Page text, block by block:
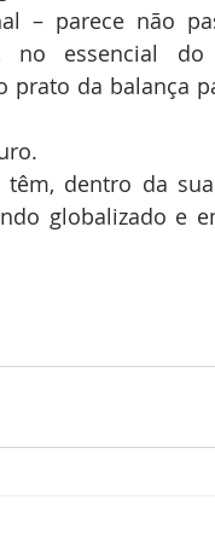
– parece não
no essencial do
da balança
dentro da
globalizado e